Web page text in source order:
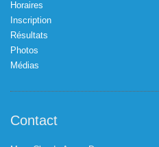
Horaires
Inscription
Résultats
Photos
Médias
Contact